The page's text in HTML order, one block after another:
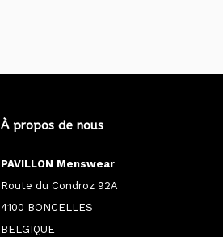
À propos de nous
PAVILLON Menswear
Route du Condroz 92A
4100 BONCELLES
BELGIQUE